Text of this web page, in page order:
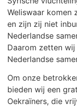
Weliswaar komen
en zijn zij niet
Nederlandse
Daarom zetten
Nederlandse
Om onze
bieden wij een
Oekraïners, die